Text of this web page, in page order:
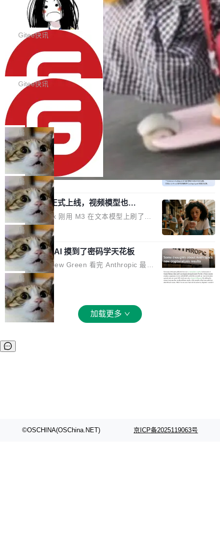
代码评审及自动化运维的全面落地夯实了“一体
化”的基座。 新版本将为用户带来更好的使用体
验和更高的工作效率，感谢大家一直以来的支持
和反馈，我们将继续努力提供更优秀的产品和服
务！ 新增功能点 DevOps： 采用自研代码托管
平台，支持一站式安装，提供从代码提交到交付
的...
器。HTTP 引擎是一个独立插件。你选一个，或
者选两个，不同环境之间切换，一行应用代码都
不用改。 下面快速过一下 10 种 HTTP 服务器
选项，各自适合什么场景，以及怎么切换。 一行
依赖替换 在 Solon 里换 HTTP 服务器就是改 po
m.xml 里一个依赖，别的什么都不用动。 <depe
factId>solon-web</artifac...
BootstrapBlazor v10.9.0 已经发布，B
ootstrap 样式的 Blazor UI 组件库
BootstrapBlazor v10.9.0 已经发布，Bootstrap
样式的 Blazor UI 组件库 此版本更新内容包括：
Release 2026-07-31 V10.9.0 Fixes fix(MultiFi
lter): 增加暗黑主题支持 by @ArgoZhang in htt
ps://github.com/dotnetcore/BootstrapBlazor/p
ull/8239 fix(Camera): 增加 exact 显式设置设备
id by @kkxkx in https://github.com/dotnetcor
e/BootstrapBlazor/pull/825...
Gitee快讯
SolonCode v2026.8.2 已经发布，终端
智能体
SolonCode v2026.8.2 已经发布，终端智能体
此版本更新内容包括： 优化 soloncode run 模
式（参考 run-headless-mode.md） 添加 solon
code web 国际化多语言支持 添加 soloncode w
eb 消息列表消息导航支持 修复 soloncode web
文件详情初次显示时语法高亮失效的问题 修复 s
oloncode web 审查详情文件名中文乱码的问题
细节优化 详情查看：https://gitee.com/opensol
on/soloncode/releases/v2026.8.2
Gitee快讯
OpenAI 宣布 GPT-5.6 Luna 价格下降
80%
OpenAI 宣布 GPT-5.6 Luna 价格下降 80%。输
入从每百万 token 1 美元砍到 0.2 美元，输出从
6 美元砍到 1.2 美元。GPT-5.6 Terra 降 20%。
旗舰 Sol 没降，但加了一个 Fast 模式——2.5
倍速度，2 倍价格，智商不变。 降价的理由不是
市场竞争，不是清库存，是 Sol 自己把自己优化
了。 这事分两步。第一步，OpenAI 把 GPT-5.6
Sol 部署上线。第二步，让 Sol 通过 Codex 自
己去优化自己的推理基础设施。Sol 学了 Triton
和 Gluon 两种 GPU 编程语言，重写了生产环境
的 GPU 内核，找出了哪...
局
DeepSeek-V4-Flash 官方 API 现已正
式上线公测
DeepSeek V4 Flash 正式版今天上线了。模型
结构和参数规模没变，还是 MoE 284B、激活 1
3B、100 万 token 上下文——只重新做了后训
练。但改完之后，Agent 能力直接把自家 4 月发
的 Pro Preview 给干了。 九项 Agent 基准测试
全部反超。Terminal Bench 2.1 从 61.8 涨到 8
2.7，DeepSWE 从 7.3 涨到 54.4，DSBench-F
ullStack 从 37.0 涨到 68.7。不说别的，一个 Fl
ash 型号干翻了三个月前代表最高水平的 Pro 预
览版，这件事本身就够说明后训练的威力了。 跟
它一起来的还有两...
局
MiniMax H3 正式上线，视频模型也开
始玩全模态了
上个月 MiniMax 刚用 M3 在文本模型上刷了一
波存在感，今天 H3 来了——一款全模态生成模
型，而且承诺几天内开源权重。 先看能力边界。
H3 接受文本、图像、视频、声音任意组合作为
输入（它叫多模态上下文），输出带原生双声道
音频的视频，最高 15 秒 2K 分辨率。举个例
子：扔进去一段参考视频（取它的希区柯克运
镜）、一张人物图片、一段歌声录音，用自然语
言告诉模型你要什么——H3 自己搞定剩下的。
这个"自己搞定"说起来轻巧，背后的训练范式变
uo 01 和 02），每一代都是按任务拆分的专家
局
Anthropic 的 AI 摸到了密码学天花板
密码学家 Matthew Green 看完 Anthropic 最新
的密码分析成果后，写了篇博客。标题很克制：
「一些想法」，但内容不克制。 先说 Anthropic
做了什么。他们让未发布的 Claude Mythos 模
型去跑密码分析，出了两个结果：一个攻击了后
量子签名方案 HAWK，另一个是对缩减轮次 AE
话说，「可能直接杀死了一个正在认真考虑标准
局
加载更多
©OSCHINA(OSChina.NET) 京ICP备2025119063号